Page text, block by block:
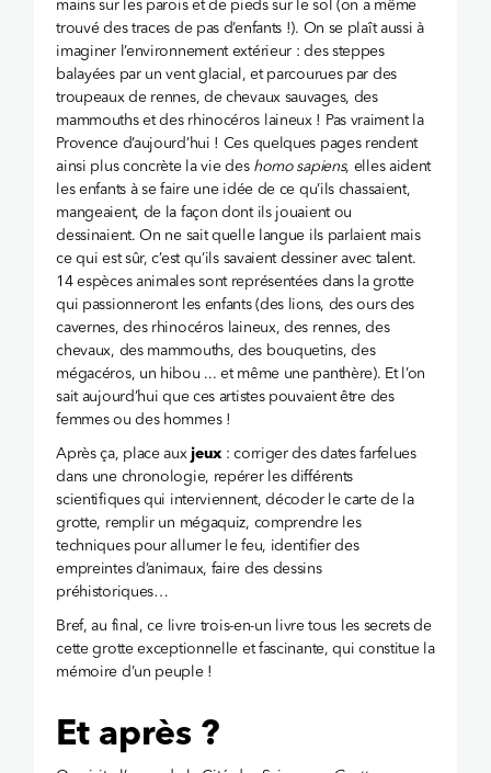
mains sur les parois et de pieds sur le sol (on a même
trouvé des traces de pas d’enfants !). On se plaît aussi à
imaginer l’environnement extérieur : des steppes
balayées par un vent glacial, et parcourues par des
troupeaux de rennes, de chevaux sauvages, des
mammouths et des rhinocéros laineux ! Pas vraiment la
Provence d’aujourd’hui ! Ces quelques pages rendent
ainsi plus concrète la vie des homo sapiens, elles aident
les enfants à se faire une idée de ce qu’ils chassaient,
mangeaient, de la façon dont ils jouaient ou
dessinaient. On ne sait quelle langue ils parlaient mais
ce qui est sûr, c’est qu’ils savaient dessiner avec talent.
14 espèces animales sont représentées dans la grotte
qui passionneront les enfants (des lions, des ours des
cavernes, des rhinocéros laineux, des rennes, des
chevaux, des mammouths, des bouquetins, des
mégacéros, un hibou ... et même une panthère). Et l’on
sait aujourd’hui que ces artistes pouvaient être des
femmes ou des hommes !
Après ça, place aux jeux : corriger des dates farfelues
dans une chronologie, repérer les différents
scientifiques qui interviennent, décoder le carte de la
grotte, remplir un mégaquiz, comprendre les
techniques pour allumer le feu, identifier des
empreintes d’animaux, faire des dessins
préhistoriques…
Bref, au final, ce livre trois-en-un livre tous les secrets de
cette grotte exceptionnelle et fascinante, qui constitue la
mémoire d’un peuple !
Et après ?